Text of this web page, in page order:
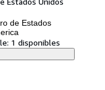
de Estados
1 disponibles